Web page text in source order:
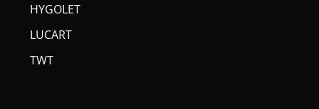
HYGOLET
LUCART
TWT